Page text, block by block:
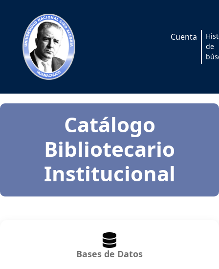
Biblioteca-UNCA
de
Catálogo
Bibliotecario
Institucional
Bases de Datos